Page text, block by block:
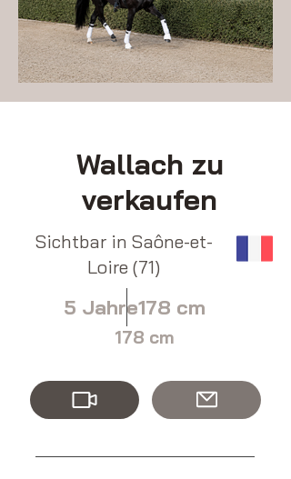
Wallach zu
verkaufen
Sichtbar in Saône-et-
Loire (71)
5 Jahre178 cm
178 cm